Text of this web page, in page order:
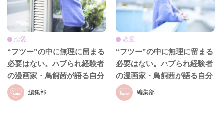
編集部
恋愛
“フツー”の中に無理に留まる
必要はない。ハブられ経験者
の漫画家・鳥飼茜が語る自分
らしさの作り方＜後編＞
編集部
恋愛
“フツー”の中に無理に留まる
必要はない。ハブられ経験者
の漫画家・鳥飼茜が語る自分
らしさの作り方＜前編＞